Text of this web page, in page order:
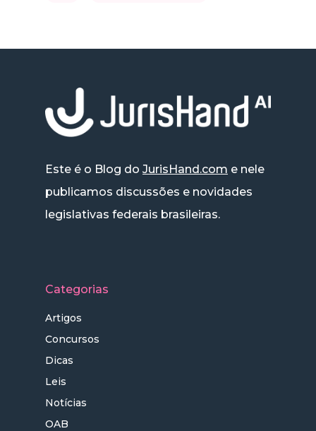
Este é o Blog do JurisHand.com e nele
publicamos discussões e novidades
legislativas federais brasileiras.
Categorias
Artigos
Concursos
Dicas
Leis
Notícias
OAB